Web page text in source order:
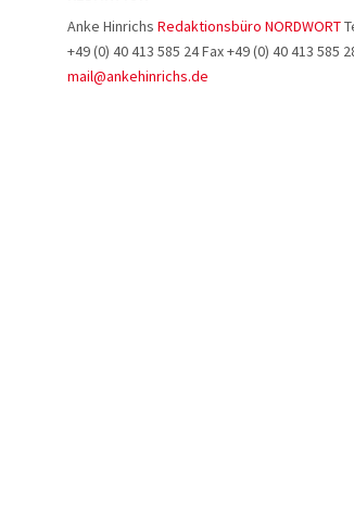
Anke Hinrichs Redaktionsbüro NORDWORT
+49 (0) 40 413 585 24 Fax +49 (0) 40 413 585
mail@ankehinrichs.de